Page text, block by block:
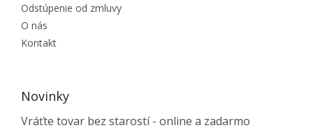
Odstúpenie od zmluvy
O nás
Kontakt
Novinky
Vráťte tovar bez starostí - online a zadarmo